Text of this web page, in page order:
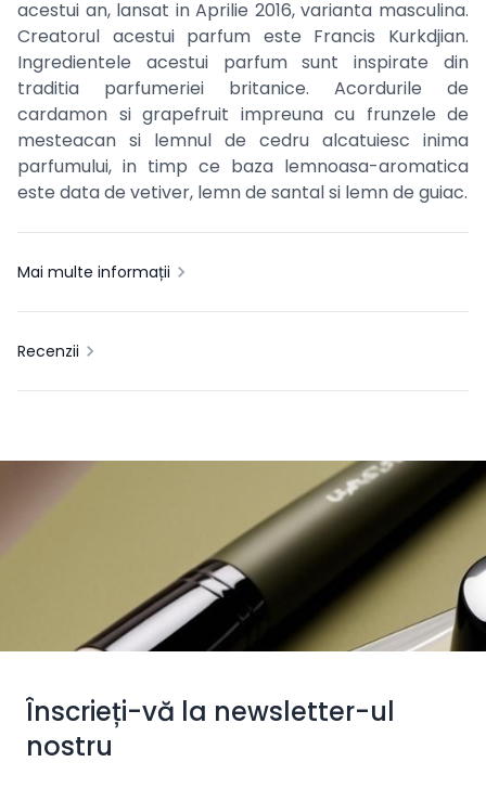
acestui an, lansat in Aprilie 2016, varianta masculina.
Creatorul acestui parfum este Francis Kurkdjian.
Ingredientele acestui parfum sunt inspirate din
traditia parfumeriei britanice. Acordurile de
cardamon si grapefruit impreuna cu frunzele de
mesteacan si lemnul de cedru alcatuiesc inima
parfumului, in timp ce baza lemnoasa-aromatica
este data de vetiver, lemn de santal si lemn de guiac.
Mai multe informații
Recenzii
Înscrieți-vă la newsletter-ul
nostru